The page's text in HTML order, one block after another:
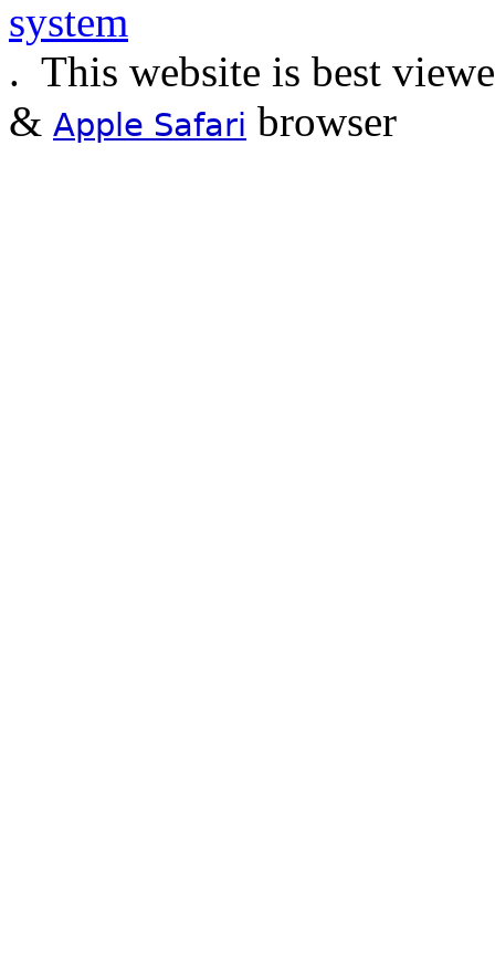
. This website is best
& Apple Safari browser